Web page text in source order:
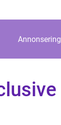
Annonsering